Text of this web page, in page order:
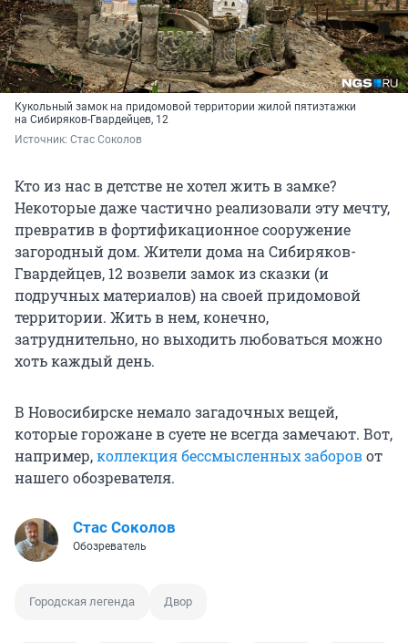
Кукольный замок на придомовой территории жилой пятиэтажки
на Сибиряков-Гвардейцев, 12
Источник: Стас Соколов
Кто из нас в детстве не хотел жить в замке?
Некоторые даже частично реализовали эту мечту,
превратив в фортификационное сооружение
загородный дом. Жители дома на Сибиряков-
Гвардейцев, 12 возвели замок из сказки (и
подручных материалов) на своей придомовой
территории. Жить в нем, конечно,
затруднительно, но выходить любоваться можно
хоть каждый день.
В Новосибирске немало загадочных вещей,
которые горожане в суете не всегда замечают. Вот,
например,коллекция бессмысленных заборовот
нашего обозревателя.
Стас Соколов
Обозреватель
Городская легенда Двор